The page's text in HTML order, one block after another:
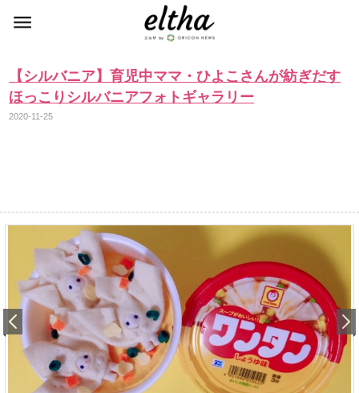
【シルバニア】育児中ママ・ひよこさんが紡ぎだす
ほっこりシルバニアフォトギャラリー
2020-11-25